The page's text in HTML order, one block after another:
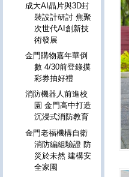
成大AI晶片與3D封
裝設計研討 焦聚
次世代AI創新技
術發展
金門購物嘉年華倒
數 4/30前登錄摸
彩券抽好禮
消防機器人前進校
園 金門高中打造
沉浸式消防教育
金門老福機構自衛
消防編組驗證 防
災於未然 建構安
全家園